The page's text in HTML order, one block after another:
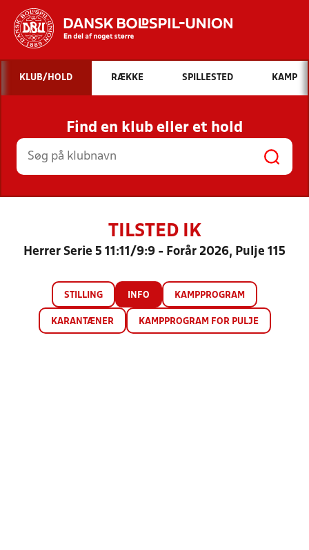
Hvad vil du søge efter?
INDHOLD OG NYHEDER
STILLINGER, RESULTATER, KLUBBER OG
HOLD
KLUB/HOLD RÆKKE SPILLESTED KAMP
Find en klub eller et hold
TILSTED IK
Herrer Serie 5 11:11/9:9 - Forår 2026, Pulje 115
STILLING INFO KAMPPROGRAM
KARANTÆNER KAMPPROGRAM FOR PULJE